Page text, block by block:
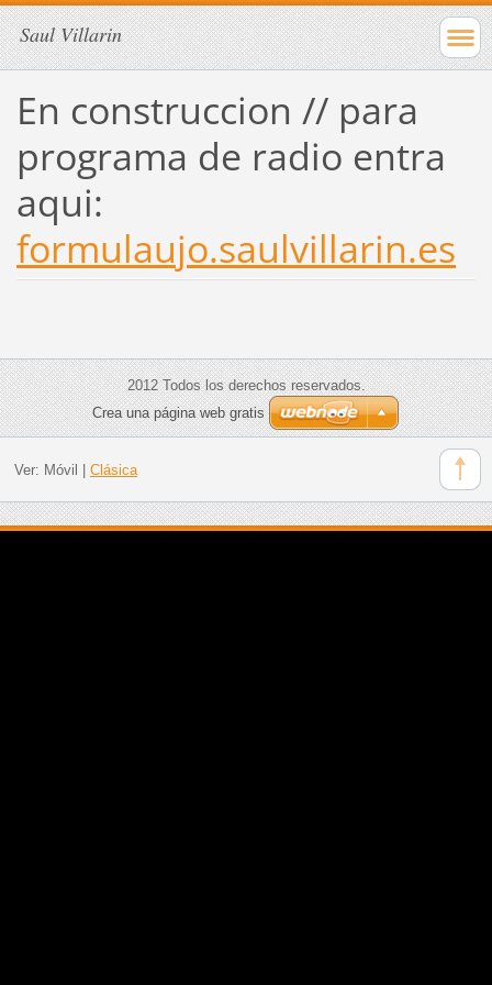
Saul Villarin
En construccion // para
programa de radio entra
aqui:
formulaujo.saulvillarin.es
2012 Todos los derechos reservados.
Crea una página web gratis
Ver: Móvil Clásica